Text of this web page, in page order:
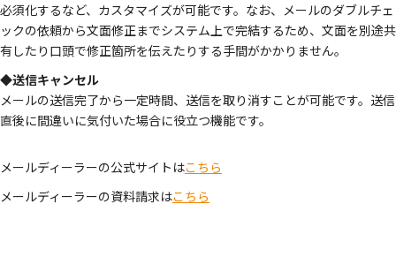
必須化するなど、カスタマイズが可能です。なお、メールのダブルチェ
ックの依頼から文面修正までシステム上で完結するため、文面を別途共
有したり口頭で修正箇所を伝えたりする手間がかかりません。
◆送信キャンセル
メールの送信完了から一定時間、送信を取り消すことが可能です。送信
直後に間違いに気付いた場合に役立つ機能です。
メールディーラーの公式サイトはこちら
メールディーラーの資料請求はこちら